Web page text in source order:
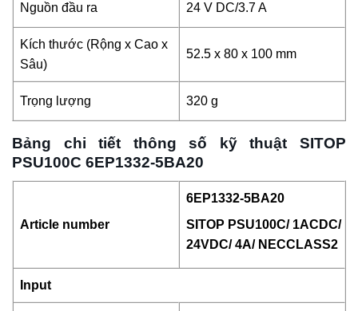
Nguồn đầu ra 24 V DC/3.7 A
Kích thước (Rộng x Cao x
Sâu)
52.5 x 80 x 100 mm
Trọng lượng 320 g
Bảng chi tiết thông số kỹ thuật SITOP
PSU100C 6EP1332-5BA20
Article number
6EP1332-5BA20
SITOP PSU100C/ 1ACDC/
24VDC/ 4A/ NECCLASS2
Input